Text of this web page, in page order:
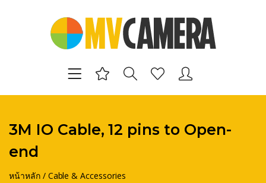
3M IO Cable, 12 pins to Open-
end
หน้าหลัก/ Cable & Accessories